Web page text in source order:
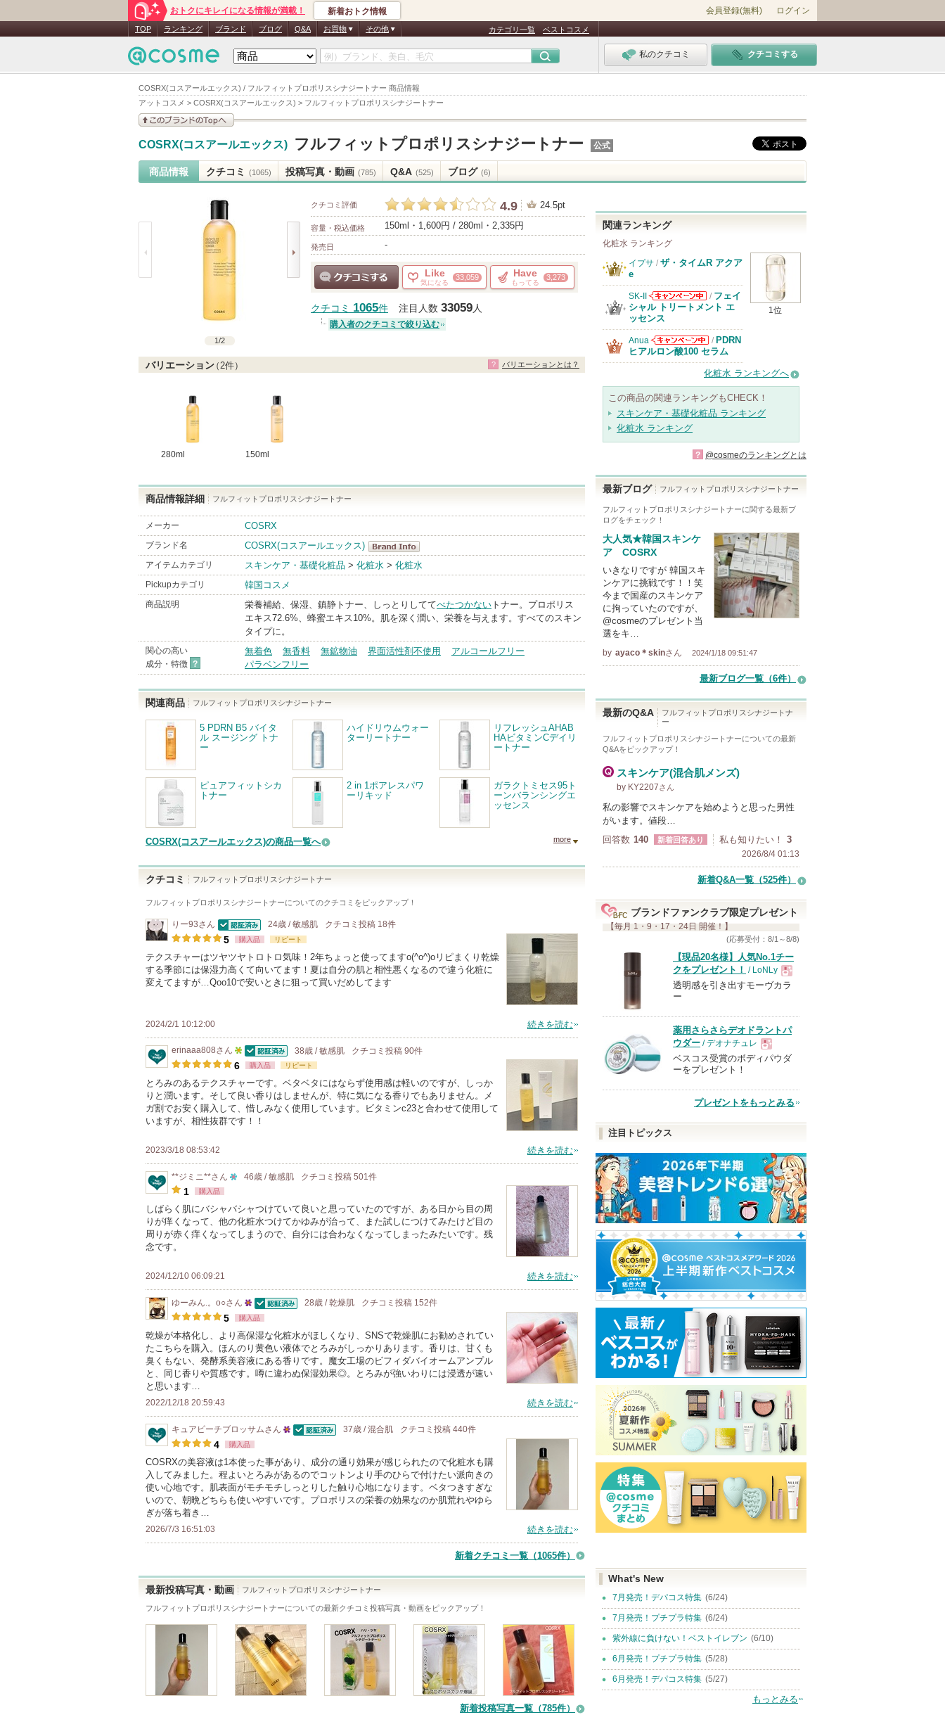
COSRX(コスアールエックス) / フルフィットプロポリスシナジートナー 商品情報
アットコスメ > COSRX(コスアールエックス) > フルフィットプロポリスシナジートナー
おトクにキレイになる情報が満載！ 新着おトク情報 会員登録(無料) ログイン
TOP ランキング ブランド ブログ Q&A お買物 その他 カテゴリ一覧 ベストコスメ
私のクチコミ クチコミする
COSRX(コスアールエックス) フルフィットプロポリスシナジートナー 公式
商品情報 クチコミ (1065) 投稿写真・動画 (785) Q&A (525) ブログ (6)
1/2
クチコミ評価 4.9 24.5pt
容量・税込価格 150ml・1,600円 / 280ml・2,335円
発売日 -
Like
気になる
33,059 Have
もってる
3,273
クチコミ 1065件 注目人数 33059人
購入者のクチコミで絞り込む
バリエーション（2件）
280ml 150ml
バリエーションとは？
商品情報詳細 フルフィットプロポリスシナジートナー
メーカー COSRX
ブランド名
COSRX(コスアールエックス)
COSRX(コス
アールエック
ス) BrandInfo
アイテムカテゴリ スキンケア・基礎化粧品 > 化粧水 > 化粧水
Pickupカテゴリ 韓国コスメ
商品説明 栄養補給、保湿、鎮静トナー、しっとりしててべたつかない トナー。プロポリス
エキス72.6%、蜂蜜エキス10%。肌を深く潤い、栄養を与えます。すべてのスキン
タイプに。
関心の高い
成分・特徴 ?
無着色 無香料 無鉱物油 界面活性剤不使用
アルコールフリー
パラベンフリー
関連商品 フルフィットプロポリスシナジートナー
5 PDRN B5 バイタ
ル スージング トナ
ー
ハイドリウムウォー
ターリートナー
リフレッシュAHAB
HAビタミンCデイリ
ートナー
ピュアフィットシカ
トナー
2 in 1ポアレスパワ
ーリキッド
ガラクトミセス95ト
ーンバランシングエ
ッセンス
COSRX(コスアールエックス)の商品一覧へ more
クチコミ フルフィットプロポリスシナジートナー
フルフィットプロポリスシナジートナーについてのクチコミをピックアップ！
りー93さん
認証済
24歳 / 敏感肌 クチコミ投稿 18件
5 購入品 リピート
テクスチャーはツヤツヤトロトロ気味！2年ちょっと使ってますo(^o^)oリピまくり乾燥
する季節には保湿力高くて向いてます！夏は自分の肌と相性悪くなるので違う化粧に
変えてますが…Qoo10で安いときに狙って買いだめしてます
2024/2/1 10:12:00 続きを読む
erinaaa808さん
5
人
以
上
ン
バ
に
お
り
登
録
さ
れ
ま
す
認証済
38歳 / 敏感肌 クチコミ投稿 90件
6 購入品 リピート
とろみのあるテクスチャーです。ベタベタにはならず使用感は軽いのですが、しっか
りと潤います。そして良い香りはしませんが、特に気になる香りでもありません。メ
ガ割でお安く購入して、惜しみなく使用しています。ビタミンc23と合わせて使用して
いますが、相性抜群です！！
2023/3/18 08:53:42 続きを読む
**ジミニ**さん
人
以
上
ン
バ
ー
に
お
気
り
登
録
さ
れ
ま
46歳 / 敏感肌 クチコミ投稿 501件
1 購入品
しばらく肌にバシャバシャつけていて良いと思っていたのですが、ある日から目の周
りが痒くなって、他の化粧水つけてかゆみが治って、また試しにつけてみたけど目の
周りが赤く痒くなってしまうので、自分には合わなくなってしまったみたいです。残
念です。
2024/12/10 06:09:21 続きを読む
ゆーみん.。o○さん
25
人
以
上
ン
バ
ー
に
お
気
録
て
い
ま
す
認証済
28歳 / 乾燥肌 クチコミ投稿 152件
5 購入品
乾燥が本格化し、より高保湿な化粧水がほしくなり、SNSで乾燥肌にお勧めされてい
たこちらを購入。ほんのり黄色い液体でとろみがしっかりあります。香りは、甘くも
臭くもない、発酵系美容液にある香りです。魔女工場のビフィダバイオームアンプル
と、同じ香りや質感です。噂に違わぬ保湿効果◎。とろみが強いわりには浸透が速い
と思います…
2022/12/18 20:59:43 続きを読む
キュアピーチブロッサムさん
人
以
上
ン
ー
に
お
気
に
入
り
登
37歳 / 混合肌 クチコミ投稿 440件
4 購入品
COSRXの美容液は1本使った事があり、成分の通り効果が感じられたので化粧水も購
入してみました。程よいとろみがあるのでコットンより手のひらで付けたい派向きの
使い心地です。肌表面がモチモチしっとりした触り心地になります。ベタつきすぎな
いので、朝晩どちらも使いやすいです。プロポリスの栄養の効果なのか肌荒れやゆら
ぎが落ち着き…
2026/7/3 16:51:03 続きを読む
新着クチコミ一覧 （1065件）
最新投稿写真・動画 フルフィットプロポリスシナジートナー
フルフィットプロポリスシナジートナーについての最新クチコミ投稿写真・動画をピックアップ！
新着投稿写真一覧（785件）
関連ランキング
化粧水 ランキング
1位
イプサ / ザ・タイムR アクア
e
SK-II
SK-IIからのお
知らせがありま
/ フェイ
シャル トリートメント エ
ッセンス
Anua
Anuaからのお
知らせがありま
/ PDRN
ヒアルロン酸100 セラム
化粧水 ランキングへ
この商品の関連ランキングもCHECK！
スキンケア・基礎化粧品 ランキング
化粧水 ランキング
? @cosmeのランキングとは
最新ブログ フルフィットプロポリスシナジートナー
フルフィットプロポリスシナジートナーに関する最新ブ
ログをチェック！
大人気★韓国スキンケ
ア COSRX
いきなりですが 韓国スキ
ンケアに挑戦です！！笑
今まで国産のスキンケア
に拘っていたのですが、
@cosmeのプレゼント当
選をキ…
by ayaco＊skinさん 2024/1/18 09:51:47
最新ブログ一覧（6件）
最新のQ&A
フルフィットプロポリスシナジートナ
ー
フルフィットプロポリスシナジートナーについての最新
Q&Aをピックアップ！
スキンケア(混合肌メンズ)
by KY2207さん
私の影響でスキンケアを始めようと思った男性
がいます。値段…
回答数 140 新着回答あり 私も知りたい！ 3
2026/8/4 01:13
新着Q&A一覧（525件）
ブランドファンクラブ限定プレゼント
【毎月 1・9・17・24日 開催！】
(応募受付：8/1～8/8)
【現品20名様】人気No.1チー
クをプレゼント！ / LoNLy
現
品
透明感を引き出すモーヴカラ
ー
薬用さらさらデオドラントパ
ウダー / デオナチュレ
現
品
ベスコス受賞のボディパウダ
ーをプレゼント！
プレゼントをもっとみる
注目トピックス
What's New
7月発売！デパコス特集 (6/24)
7月発売！プチプラ特集 (6/24)
紫外線に負けない！ベストイレブン (6/10)
6月発売！プチプラ特集 (5/28)
6月発売！デパコス特集 (5/27)
もっとみる